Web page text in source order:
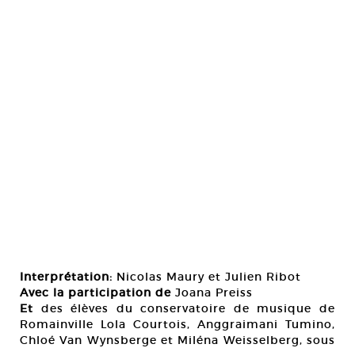
Interprétation: Nicolas Maury et Julien Ribot
Avec la participation de Joana Preiss
Et des élèves du conservatoire de musique de
Romainville Lola Courtois, Anggraimani Tumino,
Chloé Van Wynsberge et Miléna Weisselberg, sous